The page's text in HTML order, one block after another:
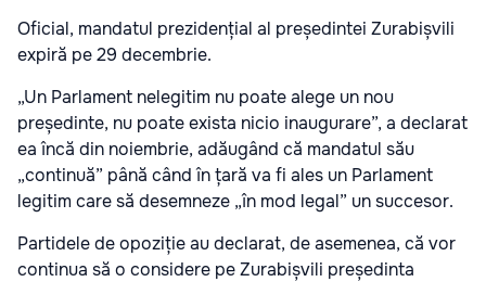
Oficial, mandatul prezidențial al președintei Zurabișvili
expiră pe 29 decembrie.
„Un Parlament nelegitim nu poate alege un nou
președinte, nu poate exista nicio inaugurare”, a declarat
ea încă din noiembrie, adăugând că mandatul său
„continuă” până când în țară va fi ales un Parlament
legitim care să desemneze „în mod legal” un succesor.
Partidele de opoziție au declarat, de asemenea, că vor
continua să o considere pe Zurabișvili președinta